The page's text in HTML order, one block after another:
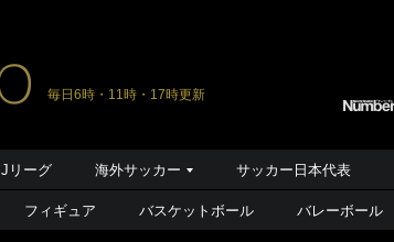
毎日6時・11時・17時更新
Jリーグ 海外サッカー サッカー日本代表
フィギュア バスケットボール バレーボール